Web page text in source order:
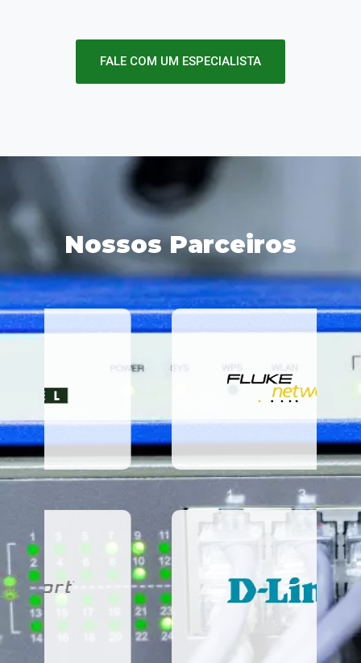
FALE COM UM ESPECIALISTA
Nossos Parceiros